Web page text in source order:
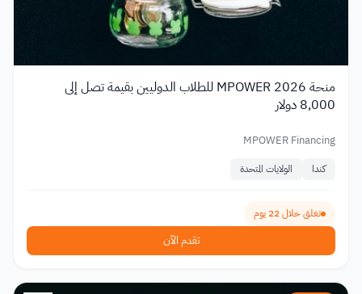
منحة MPOWER 2026 للطلاب الدوليين بقيمة تصل إلى
8,000 دولار
MPOWER Financing
كندا الولايات المتحدة
تغلق خلال 22 يوم
تقدم الآن